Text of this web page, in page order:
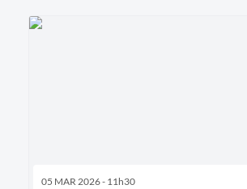
05 MAR 2026 - 11h30